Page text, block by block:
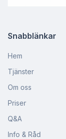
Snabblänkar
Hem
Tjänster
Om oss
Priser
Q&A
Info & Råd